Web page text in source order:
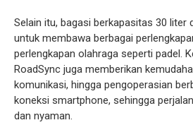
Selain itu, bagasi berkapasitas 30 liter
untuk membawa berbagai
perlengkapan olahraga seperti padel.
RoadSync juga memberikan
komunikasi, hingga pengoperasian
koneksi smartphone, sehingga
dan nyaman.